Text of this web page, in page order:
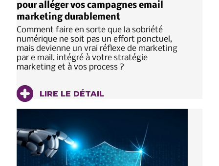
pour alléger vos campagnes email
marketing durablement
Comment faire en sorte que la sobriété
numérique ne soit pas un effort ponctuel,
mais devienne un vrai réflexe de marketing
par e mail, intégré à votre stratégie
marketing et à vos process ?
LIRE LE DÉTAIL